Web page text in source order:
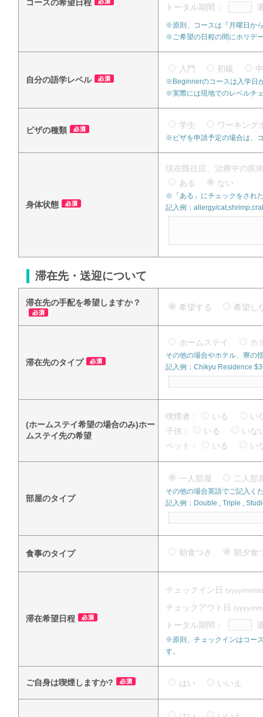
コースの希望日程 トータル期間：
※原則、コースは『月曜日か
※ご希望の日程の間にホリデ
自分の語学レベル
入門 初級
※Beginnerのコースは入学日
※実際には現地でのレベルチ
ビザの種類
学生 ワーキン
※ビザを申請予定の場合は、
身体状態
現在既往症、治療中の疾
ある
ない
※「ある」にチェックをされ
記入例：allergy/
滞在先・送迎について
滞在先の手配を希望しますか？ 希望する 希望
滞在先のタイプ
ホームステイ ホ
その他の場合やホテル、寮の
記入例：Chikyu Residence
(ホームステイ希望の場合のみ)ホー
ムステイ先の希望
喫煙者： いる
い
子供：
いる
い
ペット：
いる い
部屋のタイプ
一人部屋 二人
その他の場合英語でご記入く
記入例：Double , Triple ,
食事のタイプ 朝食つき 朝夕
滞在希望日程
チェックイン日 (yyyy/mm/
チェックアウト日 (yyyy/
トータル期間：
※原則、チェックインはコー
す。
ご自身は喫煙しますか? はい いいえ